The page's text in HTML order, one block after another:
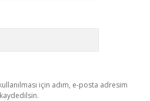
için adım, e-posta adresim